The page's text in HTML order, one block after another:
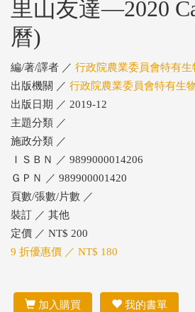
里山友達—2020
曆)
編/著/譯者 ／ 行政院農業委員會特有
出版機關 ／ 行政院農業委員會特有生
出版日期 ／ 2019-12
主題分類 ／
施政分類 ／
ＩＳＢＮ ／ 9899000014206
ＧＰＮ ／ 989900001420
頁數/張數/片數 ／
裝訂 ／ 其他
定價 ／ NT$ 200
9 折優惠價 ／ NT$ 180
加入購買 我的書單